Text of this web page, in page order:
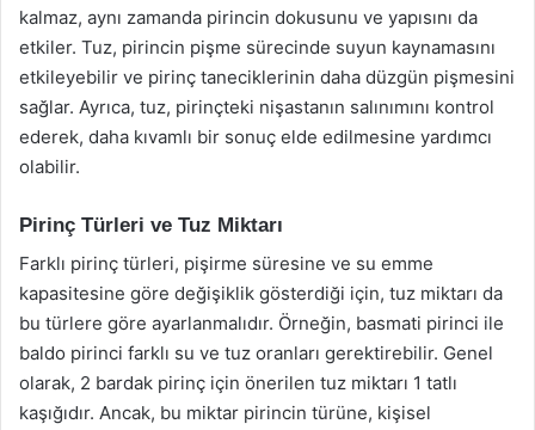
kalmaz, aynı zamanda pirincin dokusunu ve yapısını da
etkiler. Tuz, pirincin pişme sürecinde suyun kaynamasını
etkileyebilir ve pirinç taneciklerinin daha düzgün pişmesini
sağlar. Ayrıca, tuz, pirinçteki nişastanın salınımını kontrol
ederek, daha kıvamlı bir sonuç elde edilmesine yardımcı
olabilir.
Pirinç Türleri ve Tuz Miktarı
Farklı pirinç türleri, pişirme süresine ve su emme
kapasitesine göre değişiklik gösterdiği için, tuz miktarı da
bu türlere göre ayarlanmalıdır. Örneğin, basmati pirinci ile
baldo pirinci farklı su ve tuz oranları gerektirebilir. Genel
olarak, 2 bardak pirinç için önerilen tuz miktarı 1 tatlı
kaşığıdır. Ancak, bu miktar pirincin türüne, kişisel